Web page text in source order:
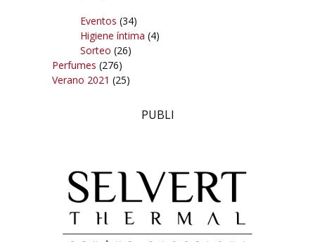
Eventos (34)
Higiene íntima (4)
Sorteo (26)
Perfumes (276)
Verano 2021 (25)
PUBLI